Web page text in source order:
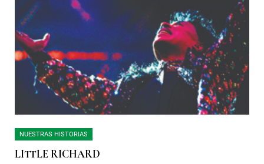
NUESTRAS HISTORIAS
LITTLE RICHARD